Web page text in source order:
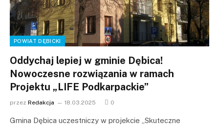
POWIAT DĘBICKI
Oddychaj lepiej w gminie Dębica!
Nowoczesne rozwiązania w ramach
Projektu „LIFE Podkarpackie”
przez Redakcja 18.03.2025 0
Gmina Dębica uczestniczy w projekcie „Skuteczne